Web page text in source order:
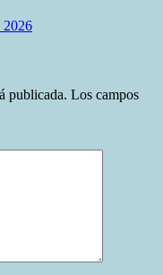
2026
publicada. Los campos